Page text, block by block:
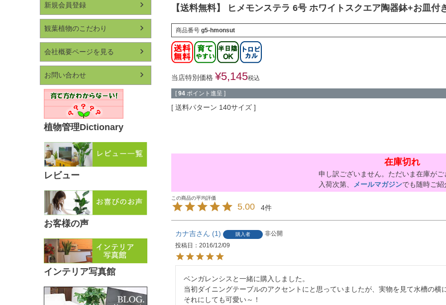
新規会員登録
観葉植物のこだわり
会社概要ページを見る
お問い合わせ
植物管理Dictionary
レビュー
お客様の声
インテリア写真館
【送料無料】 ヒメモンステラ 6号 ホワイトスクエア陶器鉢+お皿付
商品番号 g5-hmonsut
当店特別価格 ¥5,145税込
[ 94 ポイント進呈 ]
送料パターン 140サイズ
在庫切れ
申し訳ございません。ただいま在庫がご
入荷次第、
メールマガジンでも随時ご紹
5.00 4
カナ吉 1 購入者
非公開
投稿日
2016/12/09
ベンガレンシスと一緒に購入しました。
当初ダイニングテーブルのアクセントにと思っていましたが、実物を見て水槽の横
それにしても可愛い～！